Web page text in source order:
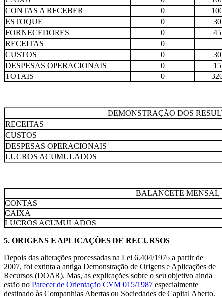
CONTAS A RECEBER
0
ESTOQUE
0
30
FORNECEDORES
0
45
RECEITAS
0
CUSTOS
0
30
DESPESAS OPERACIONAIS
0
15
TOTAIS
0
DEMONSTRAÇÃO DOS
RECEITAS
CUSTOS
DESPESAS OPERACIONAIS
LUCROS ACUMULADOS
BALANCETE MENSAL
CONTAS
CAIXA
LUCROS ACUMULADOS
5. ORIGENS E APLICAÇÕES DE RECURSOS
Depois das alterações processadas na Lei 6.404/1976 a partir de
2007, foi extinta a antiga Demonstração de Origens e Aplicações de
Recursos (DOAR). Mas, as explicações sobre o seu objetivo ainda
estão no Parecer de Orientação CVM 015/1987 especialmente
destinado às Companhias Abertas ou Sociedades de Capital Aberto.